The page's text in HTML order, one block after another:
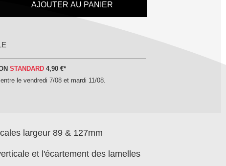
AJOUTER AU PANIER
STANDARD 4,90 €*
entre levendredi 7/08 et mardi 11/08.
largeur 89 & 127mm
et l'écartement des lamelles